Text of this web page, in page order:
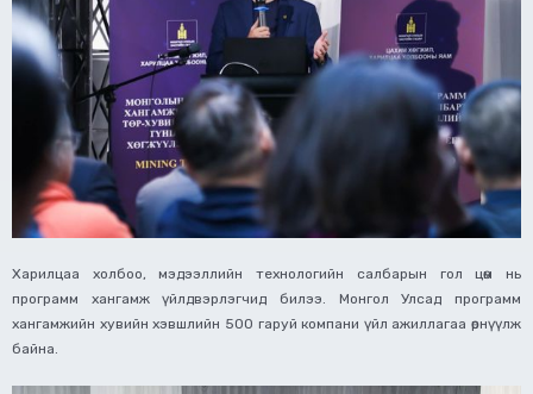
Харилцаа холбоо, мэдээллийн технологийн салбарын гол цөм нь
программ хангамж үйлдвэрлэгчид билээ. Монгол Улсад программ
хангамжийн хувийн хэвшлийн 500 гаруй компани үйл ажиллагаа өрнүүлж
байна.